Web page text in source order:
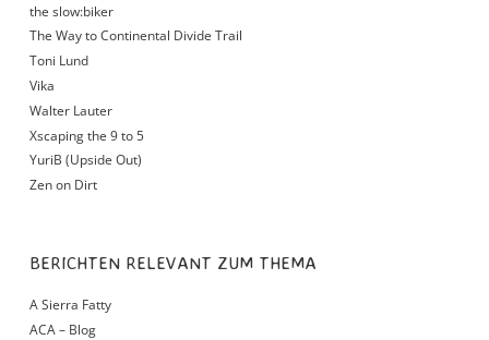
the slow:biker
The Way to Continental Divide Trail
Toni Lund
Vika
Walter Lauter
Xscaping the 9 to 5
YuriB (Upside Out)
Zen on Dirt
BERICHTEN RELEVANT ZUM THEMA
A Sierra Fatty
ACA – Blog